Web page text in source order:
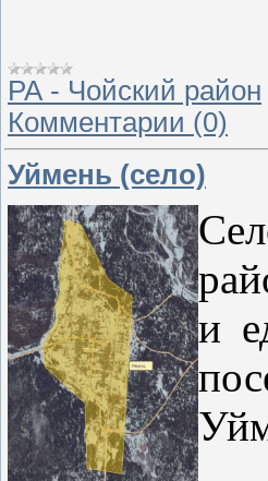
РА - Чойский район
Комментарии (0)
Уймень (село)
и